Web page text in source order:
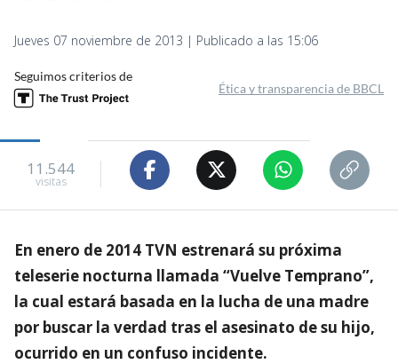
Jueves 07 noviembre de 2013 | Publicado a las 15:06
Seguimos criterios de
Ética y transparencia de BBCL
11.544
visitas
En enero de 2014 TVN estrenará su próxima
teleserie nocturna llamada “Vuelve Temprano”,
la cual estará basada en la lucha de una madre
por buscar la verdad tras el asesinato de su hijo,
ocurrido en un confuso incidente.